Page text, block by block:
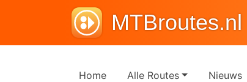
MTBroutes.nl
Home Alle Routes Nieuws